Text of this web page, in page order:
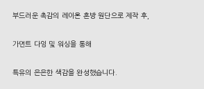
부드러운 촉감의 레이온 혼방 원단으로 제작 후,
가먼트 다잉 및 워싱을 통해
특유의 은은한 색감을 완성했습니다.